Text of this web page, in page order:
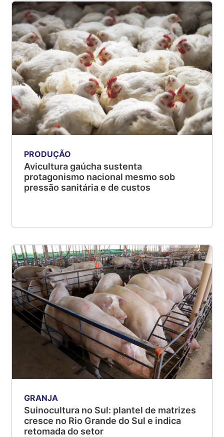
PRODUÇÃO
Avicultura gaúcha sustenta
protagonismo nacional mesmo sob
pressão sanitária e de custos
GRANJA
Suinocultura no Sul: plantel de matrizes
cresce no Rio Grande do Sul e indica
retomada do setor